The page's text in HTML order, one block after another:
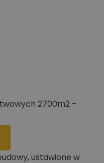
2700m2 –